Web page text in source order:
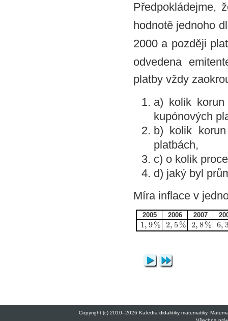
Předpokládejme,
hodnotě jednoho
2000 a později
odvedena
platby vždy
a) kolik
kupónových
b) kolik
platbách,
c) o kolik
d) jaký byl
Míra inflace v
2005 2006 2007
1,9% 2,5% 2,8% 6,
Copyright (c) 2010–2026 Katedra didaktiky matematiky,